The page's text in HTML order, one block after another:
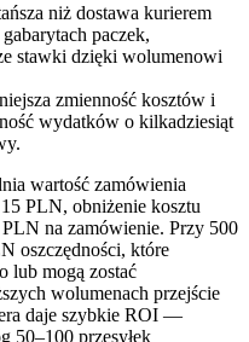
niż dostawa kurierem
paczek,
stawki dzięki wolumenowi
zmienność kosztów i
wydatków o kilkadziesiąt
wartość zamówienia
PLN, obniżenie kosztu
na zamówienie. Przy 500
oszczędności, które
lub mogą zostać
wolumenach przejście
daje szybkie ROI —
50–100 przesyłek